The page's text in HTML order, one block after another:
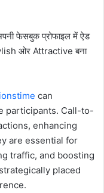
फेसबुक प्रोफाइल में ऐड
ओर Attractive बना
can
participants. Call-to-
enhancing
are essential for
traffic, and boosting
placed